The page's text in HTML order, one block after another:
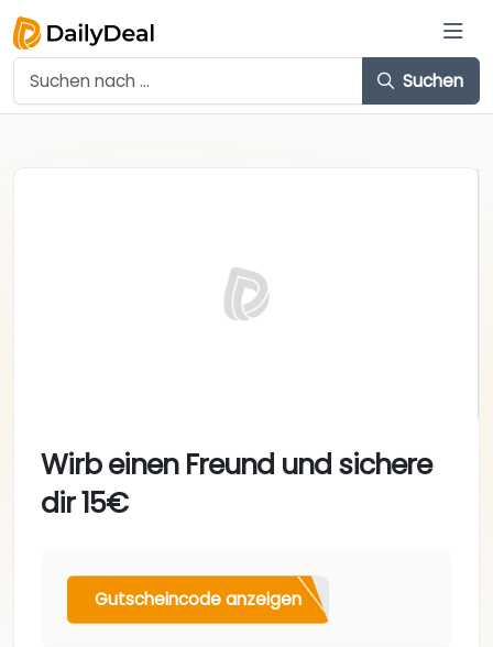
Suchen
Wirb einen Freund und sichere
dir 15€
Gutscheincode anzeigen